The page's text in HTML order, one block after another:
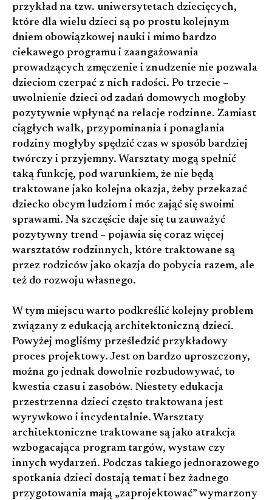
przykład na tzw. uniwersytetach dziecięcych,
które dla wielu dzieci są po prostu kolejnym
dniem obowiązkowej nauki i mimo bardzo
ciekawego programu i zaangażowania
prowadzących zmęczenie i znudzenie nie pozwala
dzieciom czerpać z nich radości. Po trzecie –
uwolnienie dzieci od zadań domowych mogłoby
pozytywnie wpłynąć na relacje rodzinne. Zamiast
ciągłych walk, przypominania i ponaglania
rodziny mogłyby spędzić czas w sposób bardziej
twórczy i przyjemny. Warsztaty mogą spełnić
taką funkcję, pod warunkiem, że nie będą
traktowane jako kolejna okazja, żeby przekazać
dziecko obcym ludziom i móc zająć się swoimi
sprawami. Na szczęście daje się tu zauważyć
pozytywny trend – pojawia się coraz więcej
warsztatów rodzinnych, które traktowane są
przez rodziców jako okazja do pobycia razem, ale
też do rozwoju własnego.
W tym miejscu warto podkreślić kolejny problem
związany z edukacją architektoniczną dzieci.
Powyżej mogliśmy prześledzić przykładowy
proces projektowy. Jest on bardzo uproszczony,
można go jednak dowolnie rozbudowywać, to
kwestia czasu i zasobów. Niestety edukacja
przestrzenna dzieci często traktowana jest
wyrywkowo i incydentalnie. Warsztaty
architektoniczne traktowane są jako atrakcja
wzbogacająca program targów, wystaw czy
innych wydarzeń. Podczas takiego jednorazowego
spotkania dzieci dostają temat i bez żadnego
przygotowania mają „zaprojektować” wymarzony